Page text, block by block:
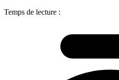
Temps de lecture :